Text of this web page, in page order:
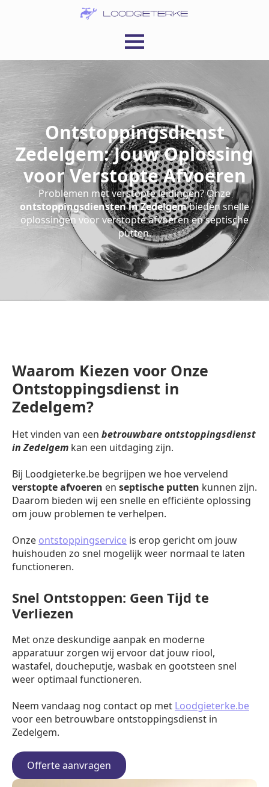
Ontstoppingsdienst
Zedelgem: Jouw Oplossing
voor Verstopte Afvoeren
Problemen met verstopte leidingen? Onze
ontstoppingsdiensten in Zedelgembieden snelle
oplossingen voor verstopte afvoeren en septische
putten.
Waarom Kiezen voor Onze
Ontstoppingsdienst in
Zedelgem?
Het vinden van een betrouwbare ontstoppingsdienst
in Zedelgem kan een uitdaging zijn.
Bij Loodgieterke.be begrijpen we hoe vervelend
verstopte afvoeren en septische putten kunnen zijn.
Daarom bieden wij een snelle en efficiënte oplossing
om jouw problemen te verhelpen.
Onze ontstoppingservice is erop gericht om jouw
huishouden zo snel mogelijk weer normaal te laten
functioneren.
Snel Ontstoppen: Geen Tijd te
Verliezen
Met onze deskundige aanpak en moderne
apparatuur zorgen wij ervoor dat jouw riool,
wastafel, doucheputje, wasbak en gootsteen snel
weer optimaal functioneren.
Neem vandaag nog contact op met Loodgieterke.be
voor een betrouwbare ontstoppingsdienst in
Zedelgem.
Offerte aanvragen